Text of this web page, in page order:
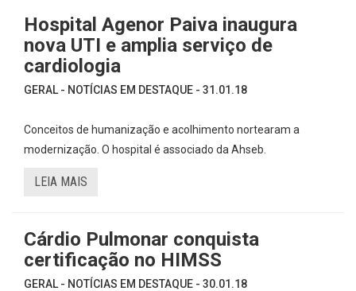
Hospital Agenor Paiva inaugura
nova UTI e amplia serviço de
cardiologia
GERAL - NOTÍCIAS EM DESTAQUE - 31.01.18
Conceitos de humanização e acolhimento nortearam a
modernização. O hospital é associado da Ahseb.
LEIA MAIS
Cárdio Pulmonar conquista
certificação no HIMSS
GERAL - NOTÍCIAS EM DESTAQUE - 30.01.18